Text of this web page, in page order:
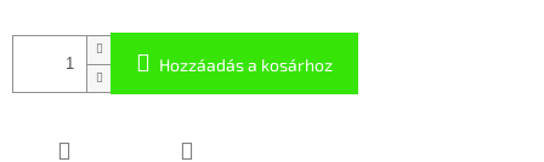
Hozzáadás a kosárhoz